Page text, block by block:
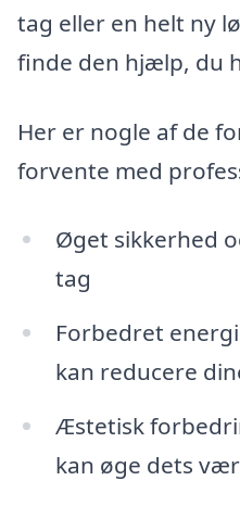
tag eller en helt ny
finde den hjælp, du
Her er nogle af de
forvente med
Øget sikkerhed
tag
Forbedret
kan reducere
Æstetisk
kan øge dets